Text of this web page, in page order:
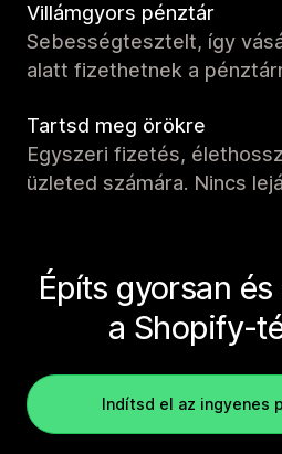
Villámgyors pénztár
Sebességtesztelt, így
alatt fizethetnek a
Tartsd meg örökre
Egyszeri fizetés,
üzleted számára. Nincs
Építs gyorsan
a Shopify-
Indítsd el az ingyenes